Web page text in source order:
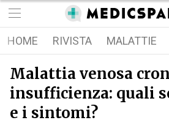
HOME RIVISTA MALATTIE
Malattia venosa
insufficienza: quali
e i sintomi?